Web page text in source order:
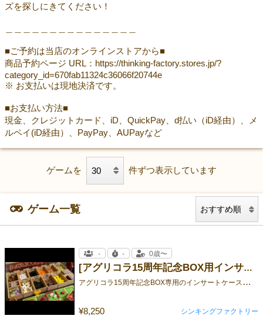
ズを探しにきてください！
■ご予約は当店のオンラインストアから■
商品予約ページ URL：https://thinking-factory.stores.jp/?
category_id=670fab11324c36066f20744e
※ お支払いは現地決済です。
■お支払い方法■
現金、クレジットカード、iD、QuickPay、d払い（iD経由）、メ
ルペイ(iD経由）、PayPay、AUPayなど
ゲームを 件ずつ表示しています
ゲーム一覧
[アグリコラ15周年記念BOX用インサートケース]
ア
グリコラ15周年記念BOX専用のインサートケースです！
¥8,250
- - 0歳〜
シンキングファクトリー